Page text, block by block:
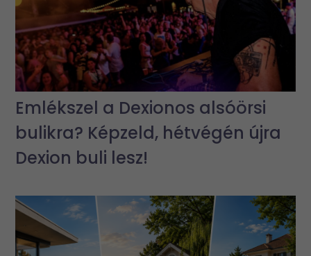
Emlékszel a Dexionos alsóörsi
bulikra? Képzeld, hétvégén újra
Dexion buli lesz!